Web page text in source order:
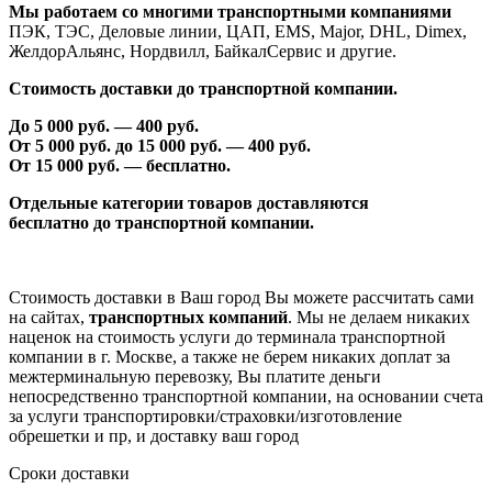
Мы работаем со многими транспортными компаниями
ПЭК, ТЭС, Деловые линии, ЦАП, EMS, Major, DHL, Dimex,
ЖелдорАльянс, Нордвилл, БайкалСервис и другие.
Стоимость доставки до транспортной компании.
До 5 000 руб. —400 руб.
От 5 000 руб. до 15 000 руб. —400 руб.
От 15 000 руб. — бесплатно.
Отдельные категории товаров доставляются
бесплатно до транспортной компании.
Стоимость доставки в Ваш город Вы можете рассчитать сами
на сайтах, транспортных компаний. Мы не делаем никаких
наценок на стоимость услуги до терминала транспортной
компании в г. Москве, а также не берем никаких доплат за
межтерминальную перевозку, Вы платите деньги
непосредственно транспортной компании, на основании счета
за услуги транспортировки/страховки/изготовление
обрешетки и пр, и доставку ваш город
Сроки доставки